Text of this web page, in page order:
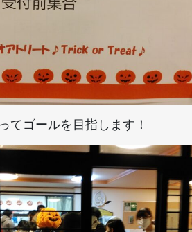
てゴールを目指します！